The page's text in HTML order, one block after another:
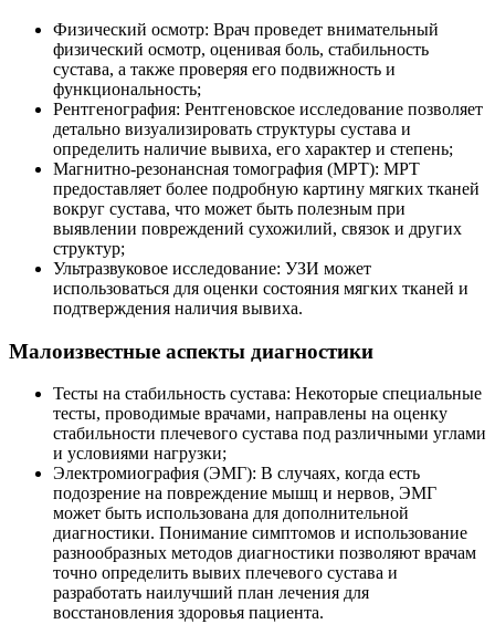
Физический осмотр: Врач проведет внимательный
физический осмотр, оценивая боль, стабильность
сустава, а также проверяя его подвижность и
функциональность;
Рентгенография: Рентгеновское исследование позволяет
детально визуализировать структуры сустава и
определить наличие вывиха, его характер и степень;
Магнитно-резонансная томография (МРТ): МРТ
предоставляет более подробную картину мягких тканей
вокруг сустава, что может быть полезным при
выявлении повреждений сухожилий, связок и других
структур;
Ультразвуковое исследование: УЗИ может
использоваться для оценки состояния мягких тканей и
подтверждения наличия вывиха.
Малоизвестные аспекты диагностики
Тесты на стабильность сустава: Некоторые специальные
тесты, проводимые врачами, направлены на оценку
стабильности плечевого сустава под различными углами
и условиями нагрузки;
Электромиография (ЭМГ): В случаях, когда есть
подозрение на повреждение мышц и нервов, ЭМГ
может быть использована для дополнительной
диагностики. Понимание симптомов и использование
разнообразных методов диагностики позволяют врачам
точно определить вывих плечевого сустава и
разработать наилучший план лечения для
восстановления здоровья пациента.